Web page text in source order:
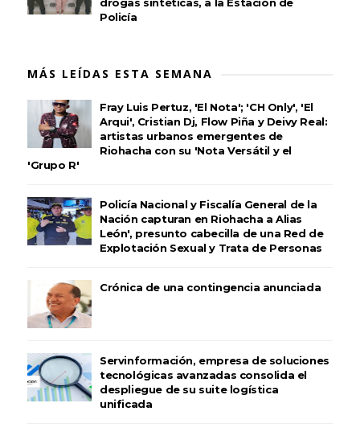
Policía
MÁS LEÍDAS ESTA SEMANA
Fray Luis Pertuz, 'El Nota'; 'CH Only', 'El
Arqui', Cristian Dj, Flow Piña y Deivy Real:
artistas urbanos emergentes de
Riohacha con su 'Nota Versátil y el
'Grupo R'
Policía Nacional y Fiscalía General de la
Nación capturan en Riohacha a Alias
León', presunto cabecilla de una Red de
Explotación Sexual y Trata de Personas
Crónica de una contingencia anunciada
Servinformación, empresa de soluciones
tecnológicas avanzadas consolida el
despliegue de su suite logística
unificada